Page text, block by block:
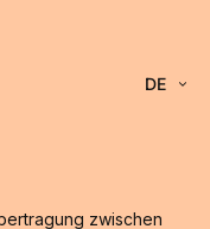
DE
zwischen